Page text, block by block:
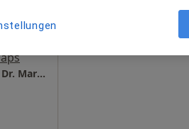
Dermatologie München Schwabing Prof. Dr. Dr. Markus Reinholz Facharzt für Dermatologie
Online-